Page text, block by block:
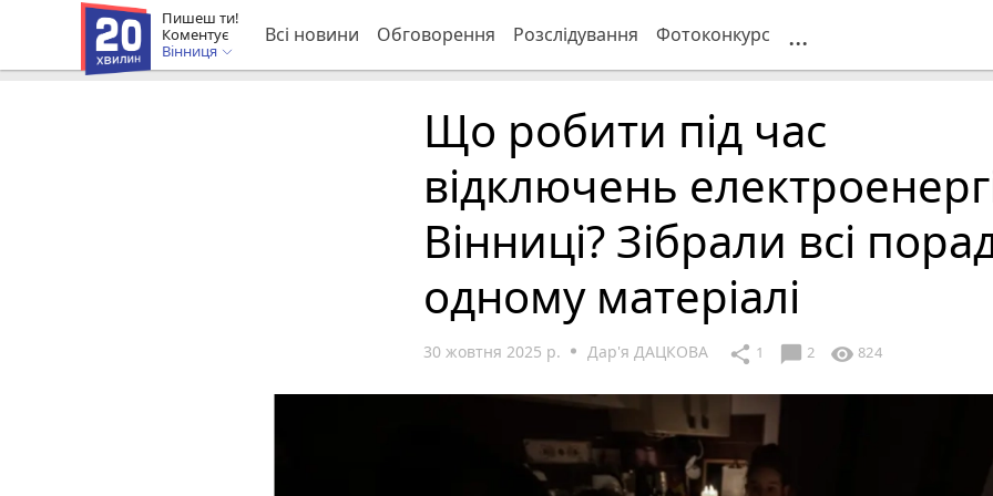
Пишеш ти!
Коментує
Вінниця
Всі новини Обговорення Розслідування Фотоконкурс ...
Що робити під час
відключень
Вінниці? Зібрали всі
одному матеріалі
30 жовтня 2025 р. Дар'я ДАЦКОВА share 1 chat_bubble 2 visibility 824